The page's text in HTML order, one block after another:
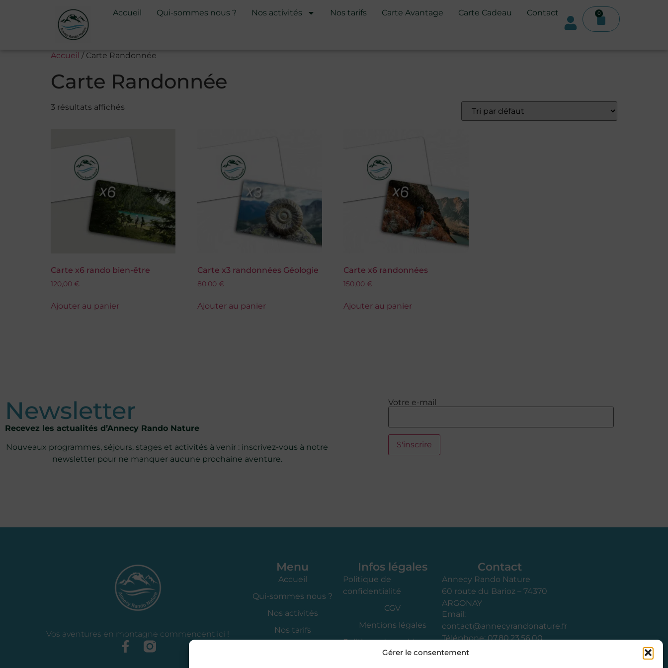
Gérer le consentement
Accueil Qui-sommes nous ? Nos activités Nos tarifs Carte Avantage Carte Cadeau Contact 0
Accueil / Carte Randonnée
Carte Randonnée
3 résultats affichés
Carte x6 rando bien-être
120,00 €
Ajouter au panier
Carte x3 randonnées Géologie
80,00 €
Ajouter au panier
Carte x6 randonnées
150,00 €
Ajouter au panier
Newsletter
Recevez les actualités d’Annecy Rando Nature
Nouveaux programmes, séjours, stages et activités à venir : inscrivez-vous à notre
newsletter pour ne manquer aucune prochaine aventure.
Votre e-mail
Vos aventures en montagne commencent ici !
Menu
Accueil
Qui-sommes nous ?
Nos activités
Nos tarifs
Infos légales
Politique de
confidentialité
CGV
Mentions légales
Politique de cookies
Contact
Annecy Rando Nature
60 route du Barioz – 74370
ARGONAY
Email:
contact@annecyrandonature.fr
Téléphone: 07.80.23.56.00